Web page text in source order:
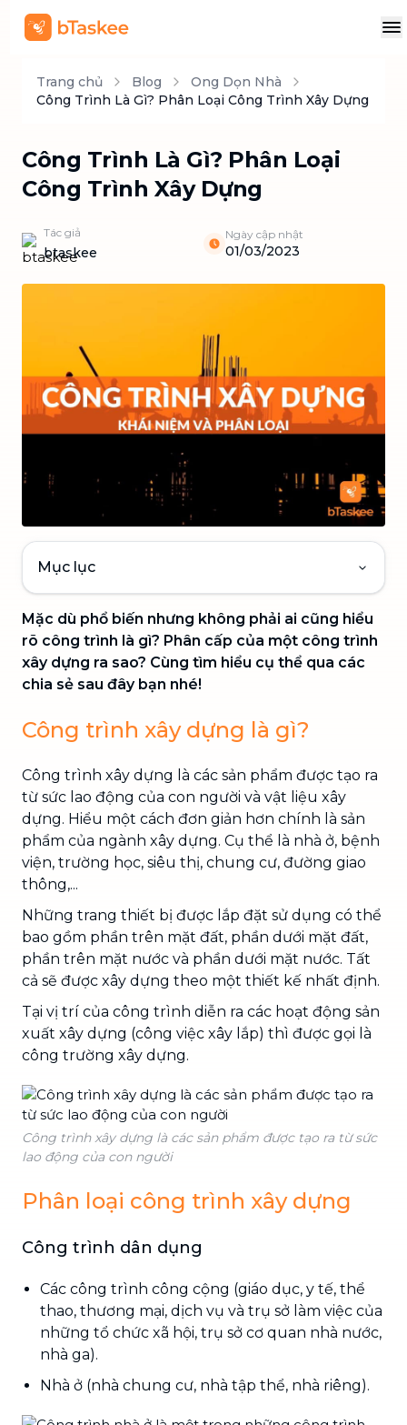
Trang chủ Blog
Ong Dọn Nhà
Công Trình Là Gì? Phân Loại Công Trình Xây Dựng
Công Trình Là Gì? Phân Loại
Công Trình Xây Dựng
Tác giả
btaskee
Ngày cập nhật
01/03/2023
Mục lục
Mặc dù phổ biến nhưng không phải ai cũng hiểu
rõ công trình là gì? Phân cấp của một công trình
xây dựng ra sao? Cùng tìm hiểu cụ thể qua các
chia sẻ sau đây bạn nhé!
Công trình xây dựng là gì?
Công trình xây dựng là các sản phẩm được tạo ra
từ sức lao động của con người và vật liệu xây
dựng. Hiểu một cách đơn giản hơn chính là sản
phẩm của ngành xây dựng. Cụ thể là nhà ở, bệnh
viện, trường học, siêu thị, chung cư, đường giao
thông,...
Những trang thiết bị được lắp đặt sử dụng có thể
bao gồm phần trên mặt đất, phần dưới mặt đất,
phần trên mặt nước và phần dưới mặt nước. Tất
cả sẽ được xây dựng theo một thiết kế nhất định.
Tại vị trí của công trình diễn ra các hoạt động sản
xuất xây dựng (công việc xây lắp) thì được gọi là
công trường xây dựng.
Công trình xây dựng là các sản phẩm được tạo ra từ sức
lao động của con người
Phân loại công trình xây dựng
Công trình dân dụng
Các công trình công cộng (giáo dục, y tế, thể
thao, thương mại, dịch vụ và trụ sở làm việc của
những tổ chức xã hội, trụ sở cơ quan nhà nước,
nhà ga).
Nhà ở (nhà chung cư, nhà tập thể, nhà riêng).